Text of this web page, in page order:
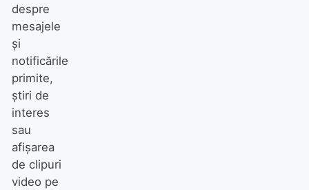
despre
mesajele
și
notificările
primite,
știri de
interes
sau
afișarea
de clipuri
video pe